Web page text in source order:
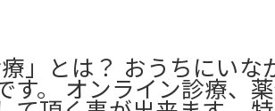
」とは？ おうちにいな
す。 オンライン診療、